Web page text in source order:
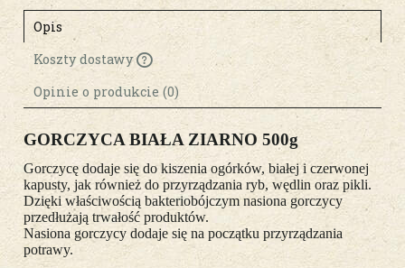
Opis
Koszty dostawy
Cena nie zawiera ewentualnych kosztów
płatności
Opinie o produkcie (0)
GORCZYCA BIAŁA ZIARNO 500g
Gorczycę dodaje się do kiszenia ogórków, białej i czerwonej
kapusty, jak również do przyrządzania ryb, wędlin oraz pikli.
Dzięki właściwością bakteriobójczym nasiona gorczycy
przedłużają trwałość produktów.
Nasiona gorczycy dodaje się na początku przyrządzania
potrawy.